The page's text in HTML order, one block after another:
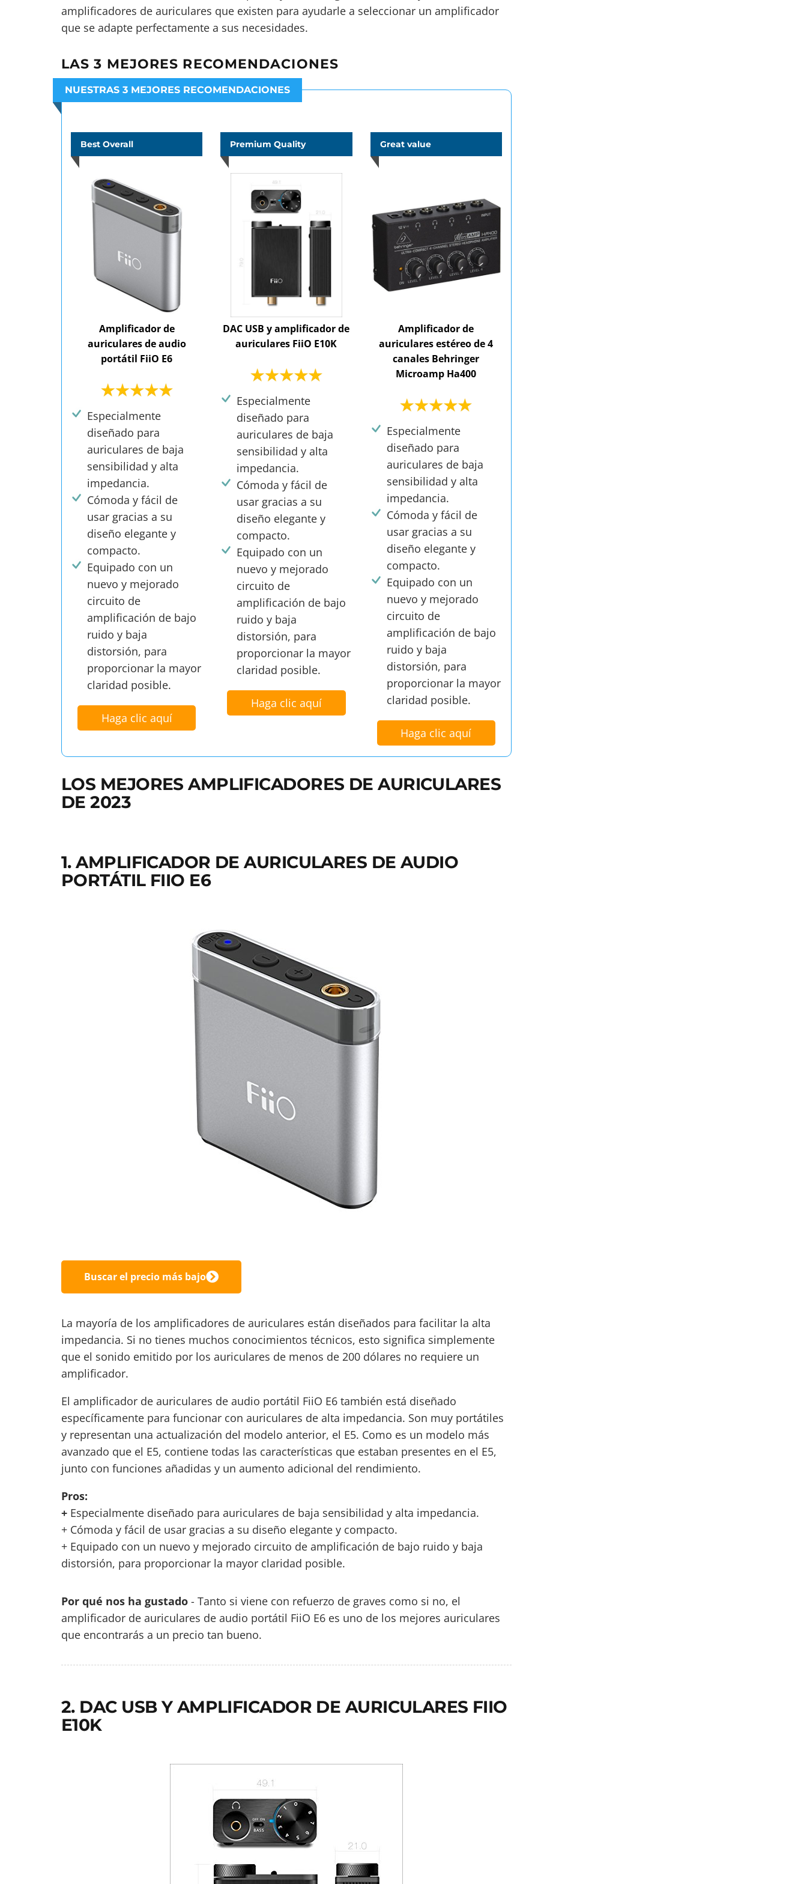
amplificadores de auriculares que existen para ayudarle a seleccionar un amplificador
que se adapte perfectamente a sus necesidades.
LAS 3 MEJORES RECOMENDACIONES
NUESTRAS 3 MEJORES RECOMENDACIONES
Best Overall
Amplificador de
auriculares de audio
portátil FiiO E6
Especialmente
diseñado para
auriculares de baja
sensibilidad y alta
impedancia.
Cómoda y fácil de
usar gracias a su
diseño elegante y
compacto.
Equipado con un
nuevo y mejorado
circuito de
amplificación de bajo
ruido y baja
distorsión, para
proporcionar la mayor
claridad posible.
Haga clic aquí
Premium Quality
DAC USB y amplificador de
auriculares FiiO E10K
Especialmente
diseñado para
auriculares de baja
sensibilidad y alta
impedancia.
Cómoda y fácil de
usar gracias a su
diseño elegante y
compacto.
Equipado con un
nuevo y mejorado
circuito de
amplificación de bajo
ruido y baja
distorsión, para
proporcionar la mayor
claridad posible.
Haga clic aquí
Great value
Amplificador de
auriculares estéreo de 4
canales Behringer
Microamp Ha400
Especialmente
diseñado para
auriculares de baja
sensibilidad y alta
impedancia.
Cómoda y fácil de
usar gracias a su
diseño elegante y
compacto.
Equipado con un
nuevo y mejorado
circuito de
amplificación de bajo
ruido y baja
distorsión, para
proporcionar la mayor
claridad posible.
Haga clic aquí
LOS MEJORES AMPLIFICADORES DE AURICULARES
DE 2023
1. AMPLIFICADOR DE AURICULARES DE AUDIO
PORTÁTIL FIIO E6
Buscar el precio más bajo
La mayoría de los amplificadores de auriculares están diseñados para facilitar la alta
impedancia. Si no tienes muchos conocimientos técnicos, esto significa simplemente
que el sonido emitido por los auriculares de menos de 200 dólares no requiere un
amplificador.
El amplificador de auriculares de audio portátil FiiO E6 también está diseñado
específicamente para funcionar con auriculares de alta impedancia. Son muy portátiles
y representan una actualización del modelo anterior, el E5. Como es un modelo más
avanzado que el E5, contiene todas las características que estaban presentes en el E5,
junto con funciones añadidas y un aumento adicional del rendimiento.
Pros:
+ Especialmente diseñado para auriculares de baja sensibilidad y alta impedancia.
+ Cómoda y fácil de usar gracias a su diseño elegante y compacto.
+ Equipado con un nuevo y mejorado circuito de amplificación de bajo ruido y baja
distorsión, para proporcionar la mayor claridad posible.
Por qué nos ha gustado - Tanto si viene con refuerzo de graves como si no, el
amplificador de auriculares de audio portátil FiiO E6 es uno de los mejores auriculares
que encontrarás a un precio tan bueno.
2. DAC USB Y AMPLIFICADOR DE AURICULARES FIIO
E10K